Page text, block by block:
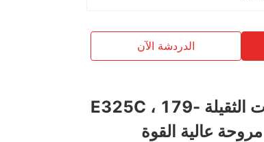
الدردشة الآن
كاتربيلر أجزاء المعدات الثقيلة E325C ، 179-